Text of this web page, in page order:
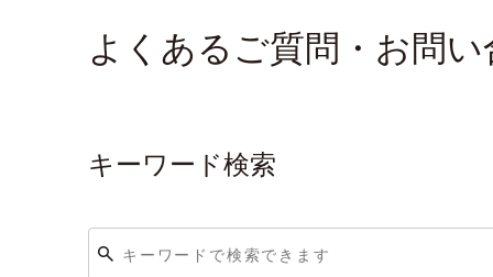
よくあるご質問・お問
キーワード検索